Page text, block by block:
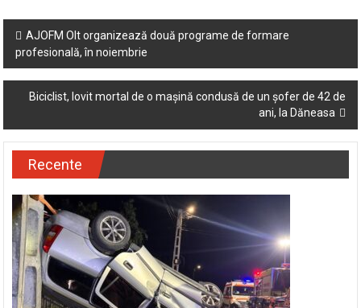
Post
navigation
AJOFM Olt organizează două programe de formare
profesională, în noiembrie
Biciclist, lovit mortal de o mașină condusă de un șofer de 42 de
ani, la Dăneasa
Recente